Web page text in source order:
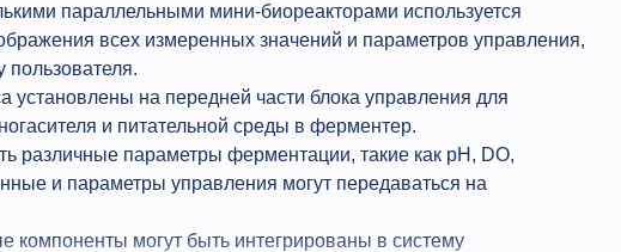
параллельными мини-биореакторами используется
всех измеренных значений и параметров управления,
пользователя.
установлены на передней части блока управления для
и питательной среды в ферментер.
различные параметры ферментации, такие как pH, DO,
и параметры управления могут передаваться на
компоненты могут быть интегрированы в систему